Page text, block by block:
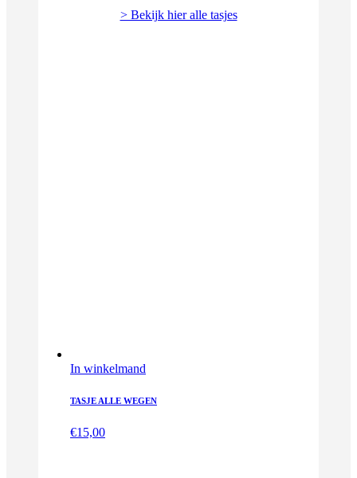
> Bekijk hier alle tasjes
In winkelmand
TASJE ALLE WEGEN
€15,00